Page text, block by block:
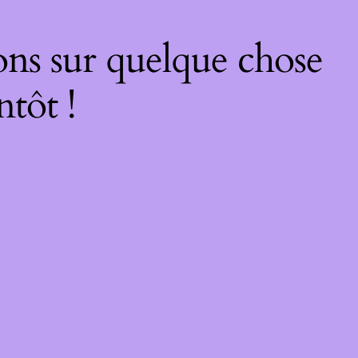
sur quelque chose
!